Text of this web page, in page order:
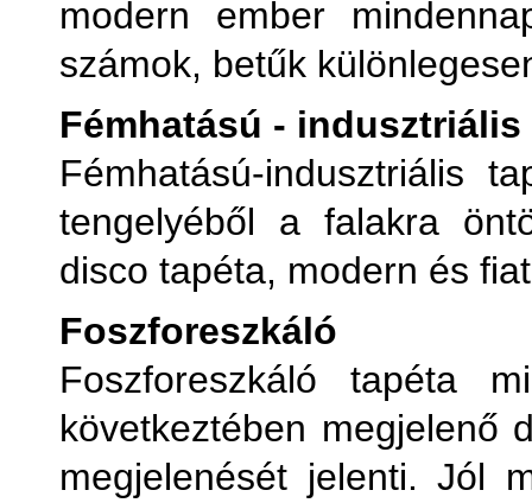
modern ember
számok, betűk
Fémhatású - indusztriális
Fémhatású-indusztriális
tengelyéből a falakra
disco tapéta, modern és
Foszforeszkáló
Foszforeszkáló tapéta
következtében megjelenő
megjelenését jelenti. Jól